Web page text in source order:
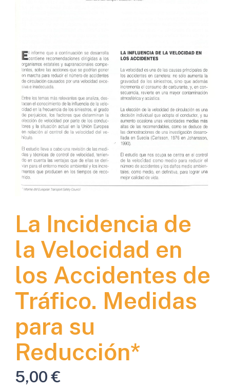
La Incidencia de
la Velocidad en
los Accidentes de
Tráfico. Medidas
para su
Reducción*
5,00€